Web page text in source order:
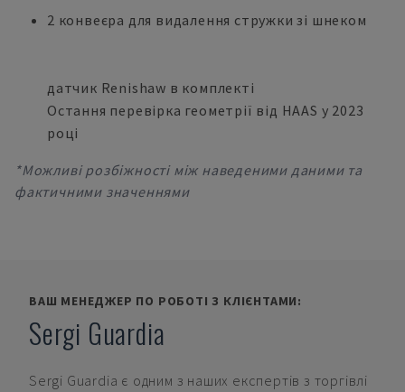
2 конвеєра для видалення стружки зі шнеком
датчик Renishaw в комплекті
Остання перевірка геометрії від HAAS у 2023
році
*Можливі розбіжності між наведеними даними та
фактичними значеннями
ВАШ МЕНЕДЖЕР ПО РОБОТІ З КЛІЄНТАМИ:
Sergi Guardia
Sergi Guardia є одним з наших експертів з торгівлі